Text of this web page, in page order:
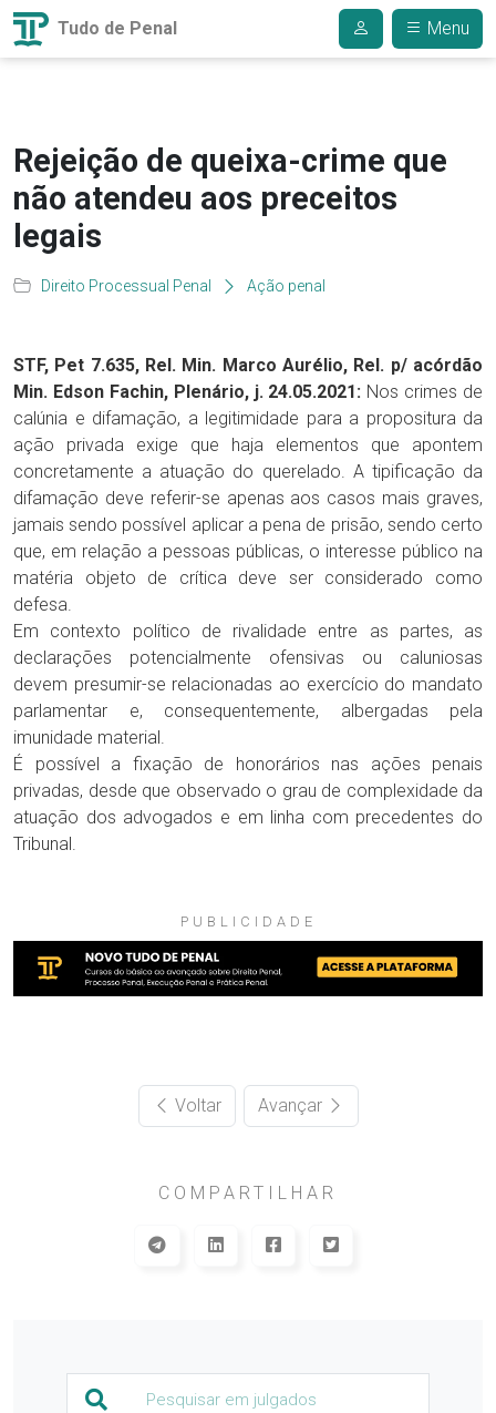
Tudo de Penal Menu
Rejeição de queixa-crime que
não atendeu aos preceitos
legais
Direito Processual Penal Ação penal
STF, Pet 7.635, Rel. Min. Marco Aurélio, Rel. p/ acórdão
Min. Edson Fachin, Plenário, j. 24.05.2021: Nos crimes de
calúnia e difamação, a legitimidade para a propositura da
ação privada exige que haja elementos que apontem
concretamente a atuação do querelado. A tipificação da
difamação deve referir-se apenas aos casos mais graves,
jamais sendo possível aplicar a pena de prisão, sendo certo
que, em relação a pessoas públicas, o interesse público na
matéria objeto de crítica deve ser considerado como
defesa.
Em contexto político de rivalidade entre as partes, as
declarações potencialmente ofensivas ou caluniosas
devem presumir-se relacionadas ao exercício do mandato
parlamentar e, consequentemente, albergadas pela
imunidade material.
É possível a fixação de honorários nas ações penais
privadas, desde que observado o grau de complexidade da
atuação dos advogados e em linha com precedentes do
Tribunal.
PUBLICIDADE
Voltar Avançar
COMPARTILHAR